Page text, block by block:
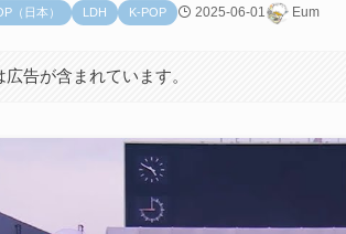
（日本） LDH K-POP 2025-06-01 Eum
告が含まれています。